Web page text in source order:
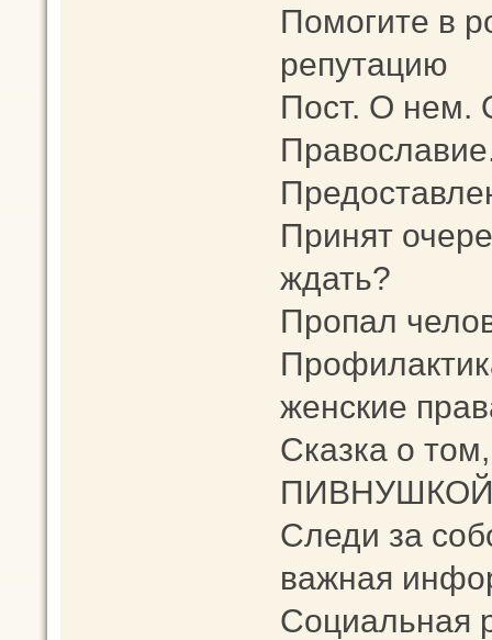
Помогите в
репутацию
Пост. О нем.
Принят
ждать?
Пропал
женские
Сказка о
Следи за
важная
Социальная